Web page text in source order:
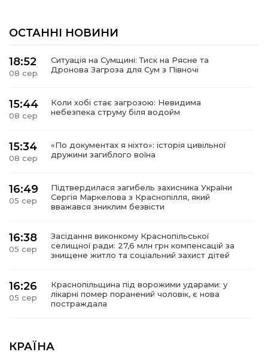
ОСТАННІ НОВИНИ
18:52
08 сер
Ситуація на Сумщині: Тиск на Рясне та
Дронова Загроза для Сум з Півночі
15:44
08 сер
Коли хобі стає загрозою: Невидима
небезпека струму біля водойм
15:34
08 сер
«По документах я ніхто»: історія цивільної
дружини загиблого воїна
16:49
05 сер
Підтвердилася загибель захисника України
Сергія Маркелова з Краснопілля, який
вважався зниклим безвісти
16:38
05 сер
Засідання виконкому Краснопільської
селищної ради: 27,6 млн грн компенсацій за
знищене житло та соціальний захист дітей
16:26
05 сер
Краснопільщина під ворожими ударами: у
лікарні помер поранений чоловік, є нова
постраждала
05 сер
можуть врятувати життя під час обстрілу
КРАЇНА